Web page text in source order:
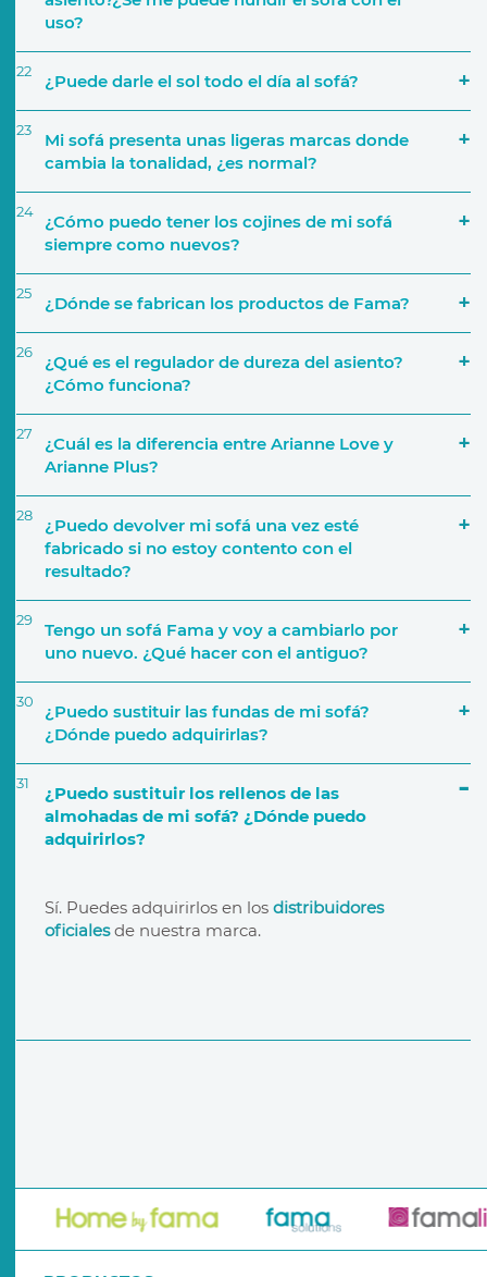
Colecciones de Telas
uso?
garantía de por vida
22 ¿Puede darle el sol todo el día al sofá?
23
Mi sofá presenta unas ligeras marcas donde
cambia la tonalidad, ¿es normal?
24
¿Cómo puedo tener los cojines de mi sofá
siempre como nuevos?
25 ¿Dónde se fabrican los productos de Fama?
26
¿Qué es el regulador de dureza del asiento?
¿Cómo funciona?
27
¿Cuál es la diferencia entre Arianne Love y
Arianne Plus?
28
¿Puedo devolver mi sofá una vez esté
fabricado si no estoy contento con el
resultado?
29
Tengo un sofá Fama y voy a cambiarlo por
uno nuevo. ¿Qué hacer con el antiguo?
30
¿Puedo sustituir las fundas de mi sofá?
¿Dónde puedo adquirirlas?
31
¿Puedo sustituir los rellenos de las
almohadas de mi sofá? ¿Dónde puedo
adquirirlos?
Sí. Puedes adquirirlos en los distribuidores
oficialesde nuestra marca.